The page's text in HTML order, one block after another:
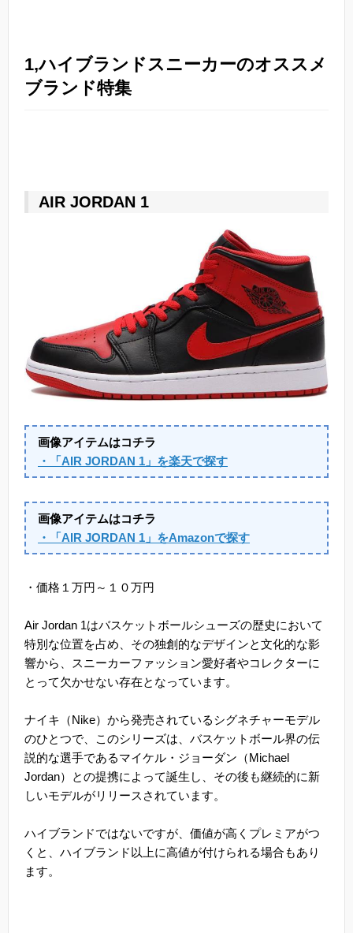
1,ハイブランドスニーカーのオススメ
ブランド特集
AIR JORDAN 1
画像アイテムはコチラ
・「AIR JORDAN 1」を楽天で探す
画像アイテムはコチラ
・「AIR JORDAN 1」をAmazonで探す
・価格１万円～１０万円
Air Jordan 1はバスケットボールシューズの歴史において
特別な位置を占め、その独創的なデザインと文化的な影
響から、スニーカーファッション愛好者やコレクターに
とって欠かせない存在となっています。
ナイキ（Nike）から発売されているシグネチャーモデル
のひとつで、このシリーズは、バスケットボール界の伝
説的な選手であるマイケル・ジョーダン（Michael
Jordan）との提携によって誕生し、その後も継続的に新
しいモデルがリリースされています。
ハイブランドではないですが、価値が高くプレミアがつ
くと、ハイブランド以上に高値が付けられる場合もあり
ます。